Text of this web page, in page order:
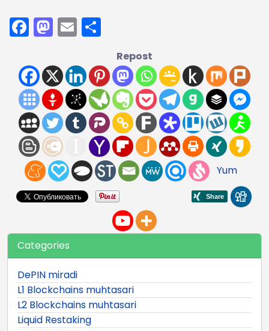
Facebook
Mastodon
Email
Repost
Yum
Categories
DePIN miradi
L1 Blockchains muhtasari
L2 Blockchains muhtasari
Liquid Restaking